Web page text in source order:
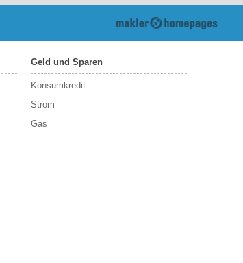
Geld und Sparen
Konsumkredit
Strom
Gas